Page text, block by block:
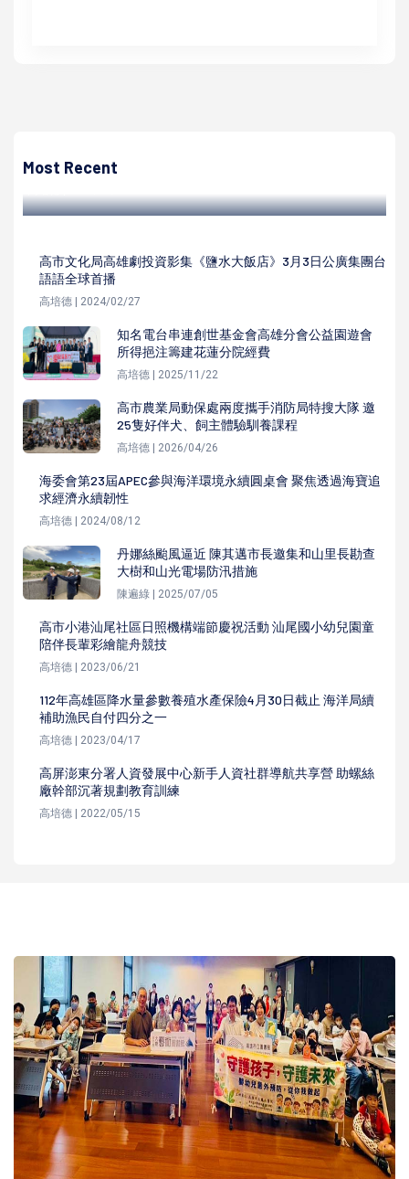
Most Recent
通
高市文化局高雄劇投資影集《鹽水大飯店》3月3日公廣集團台
語語全球首播
高培德 | 2024/02/27
知名電台串連創世基金會高雄分會公益園遊會
所得挹注籌建花蓮分院經費
高培德 | 2025/11/22
高市農業局動保處兩度攜手消防局特搜大隊 邀
25隻好伴犬、飼主體驗馴養課程
高培德 | 2026/04/26
海委會第23屆APEC參與海洋環境永續圓桌會 聚焦透過海寶追
求經濟永續韌性
高培德 | 2024/08/12
丹娜絲颱風逼近 陳其邁市長邀集和山里長勘查
大樹和山光電場防汛措施
陳遍綠 | 2025/07/05
高市小港汕尾社區日照機構端節慶祝活動 汕尾國小幼兒園童
陪伴長輩彩繪龍舟競技
高培德 | 2023/06/21
112年高雄區降水量參數養殖水產保險4月30日截止 海洋局續
補助漁民自付四分之一
高培德 | 2023/04/17
高屏澎東分署人資發展中心新手人資社群導航共享營 助螺絲
廠幹部沉著規劃教育訓練
高培德 | 2022/05/15